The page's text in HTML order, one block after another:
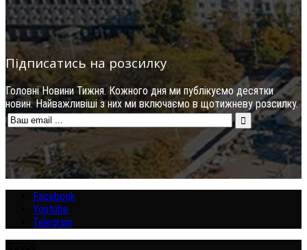
Підписатись на розсилку
Головні Новини Тижня. Кожного дня ми публікуємо десятки
новин. Найважливіші з них ми включаємо в щотижневу розсилку.
Facebook
Youtube
Telegram